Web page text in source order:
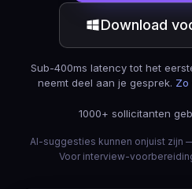
Download
Sub-400ms latency tot het
neemt deel aan je gesprek. Zo
1000+ sollicitanten
AI-suggesties kunnen onjuist zijn
Voor interview-